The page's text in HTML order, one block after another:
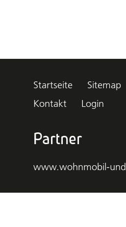
Startseite Sitemap
Kontakt
Login
Partner
www.wohnmobil-